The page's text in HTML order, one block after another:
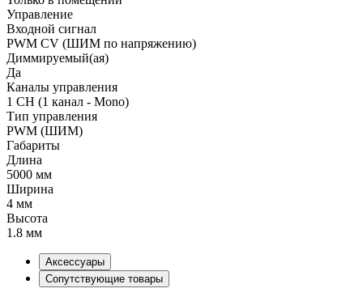
Управление
Входной сигнал
PWM СV (ШИМ по напряжению)
Диммируемый(ая)
Да
Каналы управления
1 CH (1 канал - Mono)
Тип управления
PWM (ШИМ)
Габариты
Длина
5000 мм
Ширина
4 мм
Высота
1.8 мм
Аксессуары
Сопутствующие товары